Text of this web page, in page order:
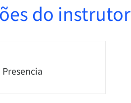
do instrutor